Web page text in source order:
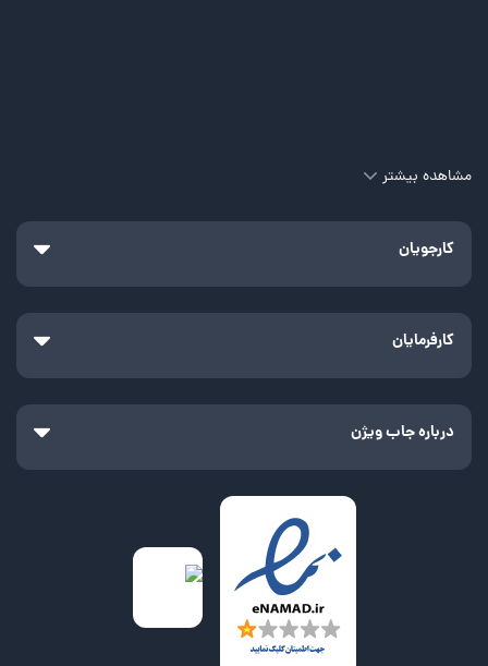
مشاهده بیشتر
کارجویان
کارفرمایان
درباره جاب ویژن